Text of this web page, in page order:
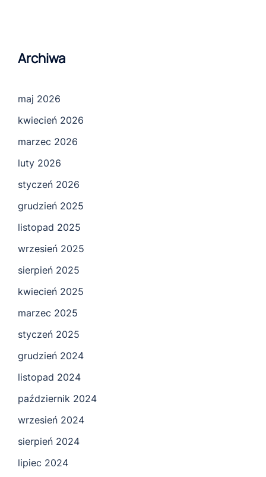
Archiwa
maj 2026
kwiecień 2026
marzec 2026
luty 2026
styczeń 2026
grudzień 2025
listopad 2025
wrzesień 2025
sierpień 2025
kwiecień 2025
marzec 2025
styczeń 2025
grudzień 2024
listopad 2024
październik 2024
wrzesień 2024
sierpień 2024
lipiec 2024